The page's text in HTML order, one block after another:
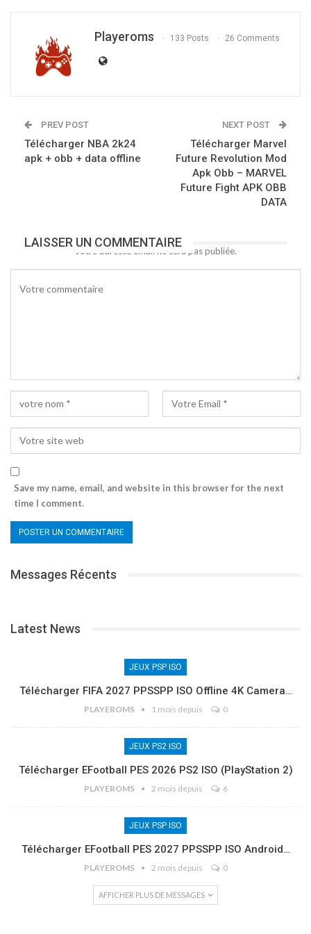
Playeroms 133 Posts 26 Comments
PREV POST
Télécharger NBA 2k24
apk + obb + data offline
NEXT POST
Télécharger Marvel
Future Revolution Mod
Apk Obb – MARVEL
Future Fight APK OBB
DATA
LAISSER UN COMMENTAIRE
Votre adresse email ne sera pas publiée.
Save my name, email, and website in this browser for the next
time I comment.
Messages Récents
Latest News
JEUX PSP ISO
Télécharger FIFA 2027 PPSSPP ISO Offline 4K Camera…
PLAYEROMS 1 mois depuis 0
JEUX PS2 ISO
Télécharger EFootball PES 2026 PS2 ISO (PlayStation 2)
PLAYEROMS 2 mois depuis 6
JEUX PSP ISO
Télécharger EFootball PES 2027 PPSSPP ISO Android…
PLAYEROMS 2 mois depuis 0
AFFICHER PLUS DE MESSAGES